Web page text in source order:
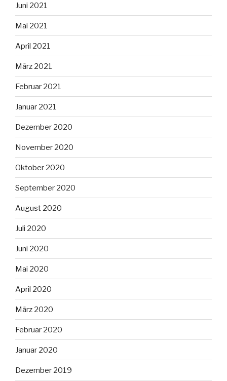
Juni 2021
Mai 2021
April 2021
März 2021
Februar 2021
Januar 2021
Dezember 2020
November 2020
Oktober 2020
September 2020
August 2020
Juli 2020
Juni 2020
Mai 2020
April 2020
März 2020
Februar 2020
Januar 2020
Dezember 2019